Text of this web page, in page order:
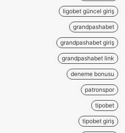
ligobet güncel giriş
grandpashabet
grandpashabet giriş
grandpashabet link
deneme bonusu
patronspor
tipobet
tipobet giriş